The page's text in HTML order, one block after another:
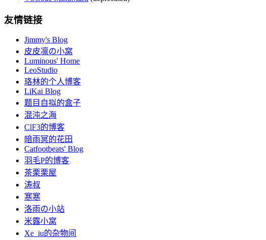
友情链接
Jimmy's Blog
皮皮凛の小窝
Luminous' Home
LeoStudio
珞林的个人博客
LiKai Blog
题目自拟的盒子
混沌之海
ClF3的博客
暗雨冥的花田
Catfootbeats' Blog
羽毛P的博客
茶栗栗屋
涛叔
寒寒
洛雨の小站
米露小窝
Xe_iu的杂物间